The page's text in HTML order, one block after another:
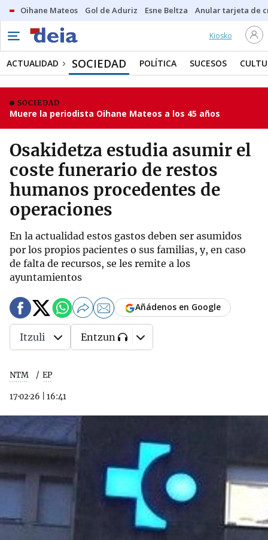
Oihane Mateos Gol de Aduriz Esne Beltza Anular tarjeta de
Kiosko
ACTUALIDAD SOCIEDAD POLÍTICA SUCESOS
SOCIEDAD
Muere la periodista Oihane Mateos a los 45 años
Osakidetza estudia asumir el
coste funerario de restos
humanos procedentes de
operaciones
En la actualidad estos gastos deben ser asumidos
por los propios pacientes o sus familias, y, en caso
de falta de recursos, se les remite a los
ayuntamientos
NTM EP
17·02·26 16:41
Añádenos en Google
Itzuli Entzun